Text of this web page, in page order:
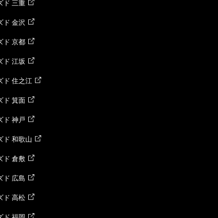
ド 三重
ド 金沢
ド 京都
ド 江坂
ド 住之江
ド 箕面
ド 神戸
ド 和歌山
ド 倉敷
ド 広島
ド 高松